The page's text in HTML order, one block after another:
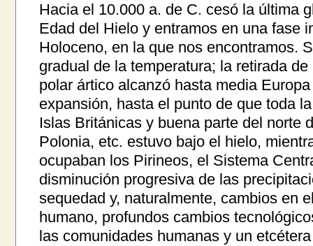
Hacia el 10.000 a. de C. cesó la última
Edad del Hielo y entramos en una fase
Holoceno, en la que nos encontramos.
gradual de la temperatura; la retirada
polar ártico alcanzó hasta media
expansión, hasta el punto de que toda
Islas Británicas y buena parte del norte
Polonia, etc. estuvo bajo el hielo,
ocupaban los Pirineos, el Sistema
disminución progresiva de las
sequedad y, naturalmente, cambios en
humano, profundos cambios
las comunidades humanas y un